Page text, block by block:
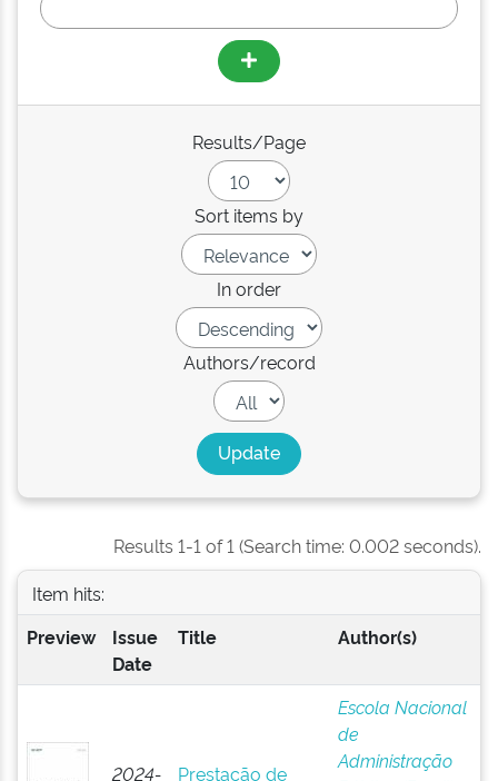
Results/Page
Sort items by
In order
Authors/record
Results 1-1 of 1 (Search time: 0.002 seconds).
Item hits:
Preview
Issue
Date
Title Author(s)
2024-
Prestação de
Escola Nacional
de
Administração